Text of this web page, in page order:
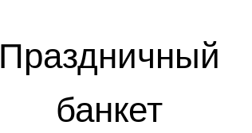
Праздничный
банкет